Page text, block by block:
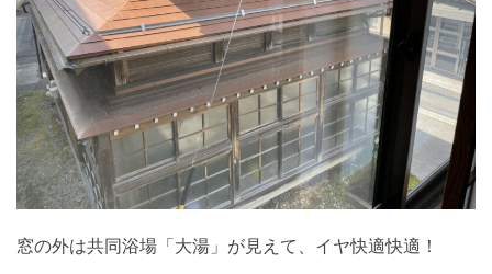
窓の外は共同浴場「大湯」が見えて、イヤ快適快適！